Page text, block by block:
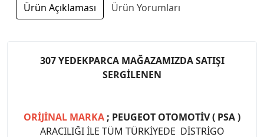
Ürün Açıklaması Ürün Yorumları
307 YEDEKPARCA MAĞAZAMIZDA SATIŞI
SERGİLENEN
ORİJİNAL MARKA ; PEUGEOT OTOMOTİV ( PSA )
ARACILIĞI İLE TÜM TÜRKİYEDE DİSTRİGO